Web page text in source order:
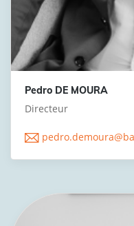
Pedro DE MOURA
Directeur